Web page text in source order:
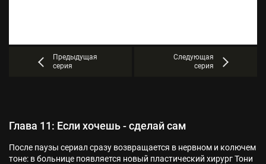
Предыдущая
серия
Следующая
серия
Глава 11: Если хочешь - сделай сам
После паузы сериал сразу возвращается в нервном и колючем
тоне: в больнице появляется новый пластический хирург Тони